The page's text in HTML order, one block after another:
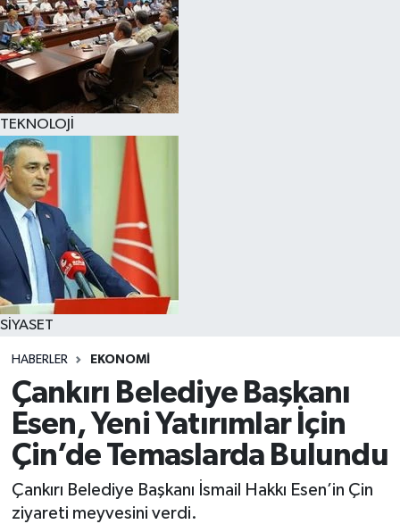
TEKNOLOJİ
SİYASET
HABERLER EKONOMİ
Çankırı Belediye Başkanı
Esen, Yeni Yatırımlar İçin
Çin’de Temaslarda Bulundu
Çankırı Belediye Başkanı İsmail Hakkı Esen’in Çin
ziyareti meyvesini verdi.